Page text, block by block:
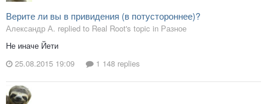
Верите ли вы в привидения (в потустороннее)?
Александр А. replied to Real Root's topic in Разное
Не иначе Йети
25.08.2015 19:09
1 148 replies